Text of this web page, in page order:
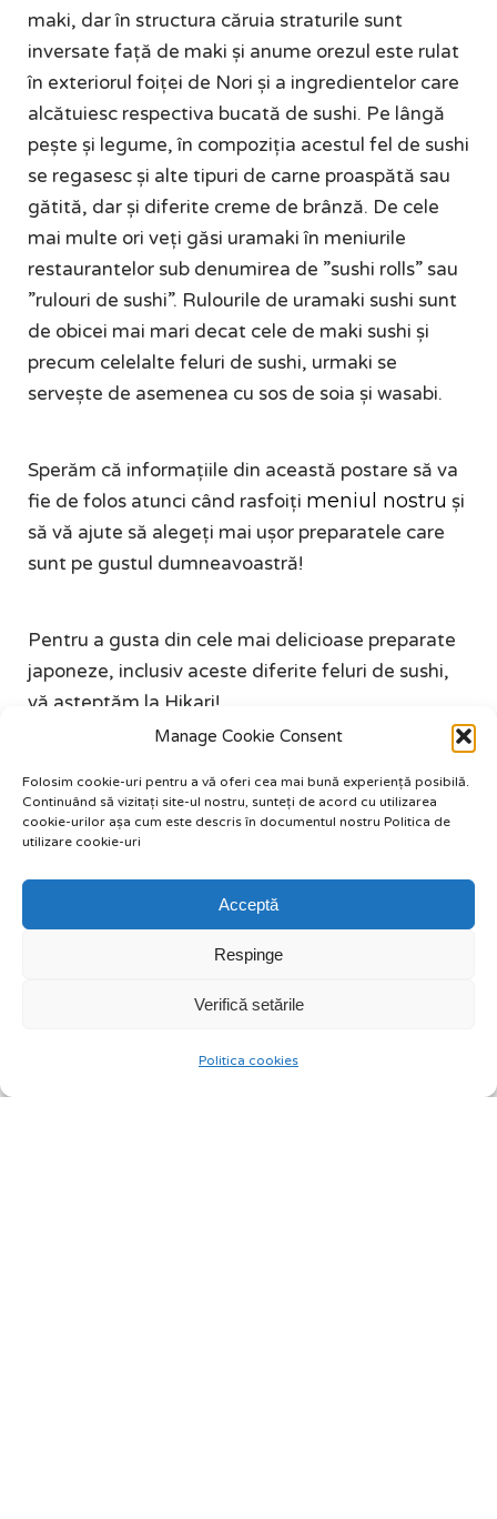
Manage Cookie Consent
Folosim cookie-uri pentru a vă oferi cea mai bună experiență posibilă.
Continuând să vizitați site-ul nostru, sunteți de acord cu utilizarea
cookie-urilor așa cum este descris în documentul nostru Politica de
utilizare cookie-uri
Acceptă
Respinge
Verifică setările
Politica cookies
maki, dar în structura căruia straturile sunt
inversate față de maki și anume orezul este rulat
în exteriorul foiței de Nori și a ingredientelor care
alcătuiesc respectiva bucată de sushi. Pe lângă
pește și legume, în compoziția acestul fel de sushi
se regasesc și alte tipuri de carne proaspătă sau
gătită, dar și diferite creme de brânză. De cele
mai multe ori veți găsi uramaki în meniurile
restaurantelor sub denumirea de ”sushi rolls” sau
”rulouri de sushi”. Rulourile de uramaki sushi sunt
de obicei mai mari decat cele de maki sushi și
precum celelalte feluri de sushi, urmaki se
servește de asemenea cu sos de soia și wasabi.
Sperăm că informațiile din această postare să va
fie de folos atunci când rasfoiți meniul nostru și
să vă ajute să alegeți mai ușor preparatele care
sunt pe gustul dumneavoastră!
Pentru a gusta din cele mai delicioase preparate
japoneze, inclusiv aceste diferite feluri de sushi,
vă așteptăm la Hikari!
Pe data viitoare!